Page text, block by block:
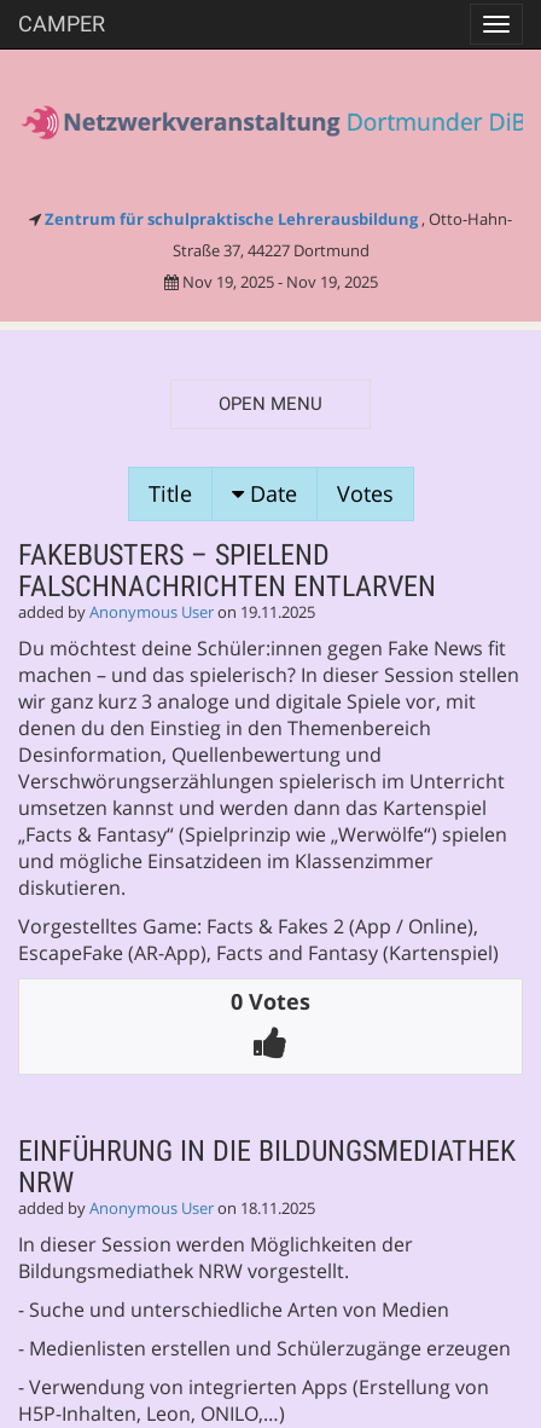
CAMPER
Zentrum für schulpraktische Lehrerausbildung , Otto-Hahn-
Straße 37, 44227 Dortmund
Nov 19, 2025 - Nov 19, 2025
OPEN MENU
Title Date Votes
FAKEBUSTERS – SPIELEND
FALSCHNACHRICHTEN ENTLARVEN
added byAnonymous Useron 19.11.2025
Du möchtest deine Schüler:innen gegen Fake News fit
machen – und das spielerisch? In dieser Session stellen
wir ganz kurz 3 analoge und digitale Spiele vor, mit
denen du den Einstieg in den Themenbereich
Desinformation, Quellenbewertung und
Verschwörungserzählungen spielerisch im Unterricht
umsetzen kannst und werden dann das Kartenspiel
„Facts & Fantasy“ (Spielprinzip wie „Werwölfe“) spielen
und mögliche Einsatzideen im Klassenzimmer
diskutieren.
Vorgestelltes Game: Facts & Fakes 2 (App / Online),
EscapeFake (AR-App), Facts and Fantasy (Kartenspiel)
0 Votes
EINFÜHRUNG IN DIE BILDUNGSMEDIATHEK
NRW
added byAnonymous Useron 18.11.2025
In dieser Session werden Möglichkeiten der
Bildungsmediathek NRW vorgestellt.
- Suche und unterschiedliche Arten von Medien
- Medienlisten erstellen und Schülerzugänge erzeugen
- Verwendung von integrierten Apps (Erstellung von
H5P-Inhalten, Leon, ONILO,…)